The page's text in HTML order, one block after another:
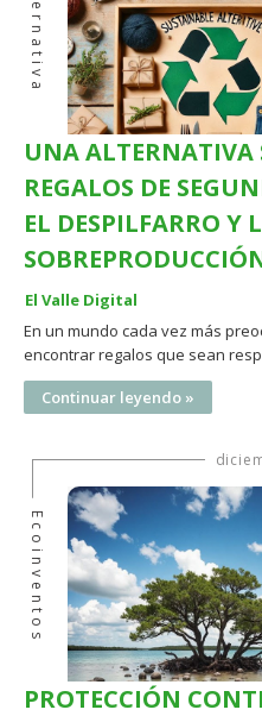
Alternativa
UNA ALTERNATIVA
REGALOS DE
EL DESPILFARRO Y
El Valle Digital
En un mundo cada vez más
encontrar regalos que sean
Continuar leyendo »
Ecoinventos
PROTECCIÓN